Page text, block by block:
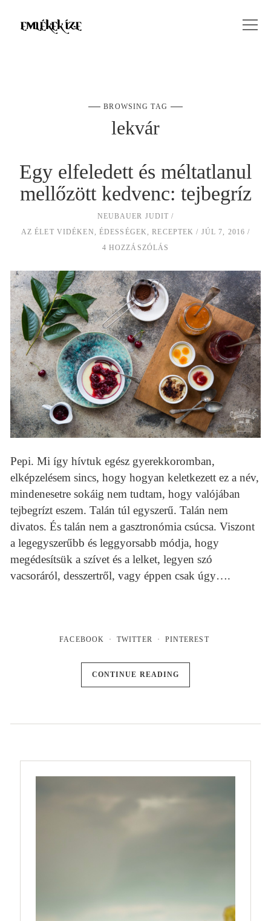
BROWSING TAG
lekvár
Egy elfeledett és méltatlanul
mellőzött kedvenc: tejbegríz
NEUBAUER JUDIT
AZ ÉLET VIDÉKEN , ÉDESSÉGEK,RECEPTEK
JÚL 7, 2016
4 HOZZÁSZÓLÁS
Pepi. Mi így hívtuk egész gyerekkoromban,
elképzelésem sincs, hogy hogyan keletkezett ez a név,
mindenesetre sokáig nem tudtam, hogy valójában
tejbegrízt eszem. Talán túl egyszerű. Talán nem
divatos. És talán nem a gasztronómia csúcsa. Viszont
a legegyszerűbb és leggyorsabb módja, hogy
megédesítsük a szívet és a lelket, legyen szó
vacsoráról, desszertről, vagy éppen csak úgy….
FACEBOOK TWITTER PINTEREST
CONTINUE READING